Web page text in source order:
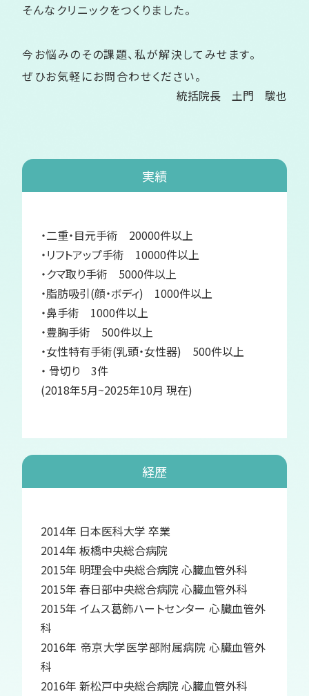
そんなクリニックをつくりました。
今お悩みのその課題、私が解決してみせます。
ぜひお気軽にお問合わせください。
統括院長 土門 駿也
実績
・二重・目元手術 20000件以上
・リフトアップ手術 10000件以上
・クマ取り手術 5000件以上
・脂肪吸引(顔・ボディ) 1000件以上
・鼻手術 1000件以上
・豊胸手術 500件以上
・女性特有手術(乳頭・女性器) 500件以上
・ 骨切り 3件
(2018年5月~2025年10月 現在)
経歴
2014年 日本医科大学 卒業
2014年 板橋中央総合病院
2015年 明理会中央総合病院 心臓血管外科
2015年 春日部中央総合病院 心臓血管外科
2015年 イムス葛飾ハートセンター 心臓血管外
科
2016年 帝京大学医学部附属病院 心臓血管外
科
2016年 新松戸中央総合病院 心臓血管外科